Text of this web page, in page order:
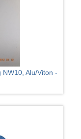
Alu/Viton -